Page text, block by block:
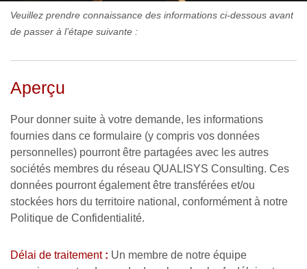
Veuillez prendre connaissance des informations ci-dessous avant
de passer à l’étape suivante :
Aperçu
Pour donner suite à votre demande, les informations
fournies dans ce formulaire (y compris vos données
personnelles) pourront être partagées avec les autres
sociétés membres du réseau QUALISYS Consulting. Ces
données pourront également être transférées et/ou
stockées hors du territoire national, conformément à notre
Politique de Confidentialité.
Délai de traitement : Un membre de notre équipe